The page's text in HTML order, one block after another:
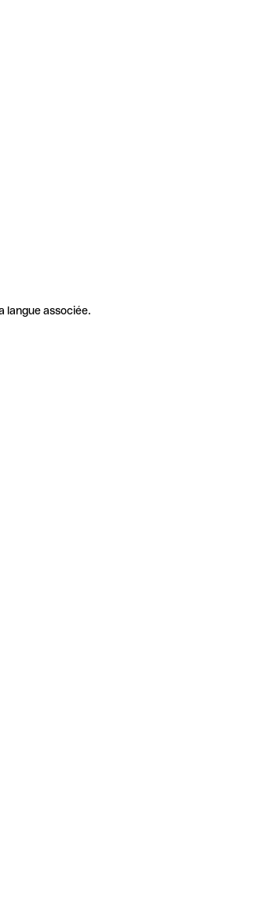
langue associée.